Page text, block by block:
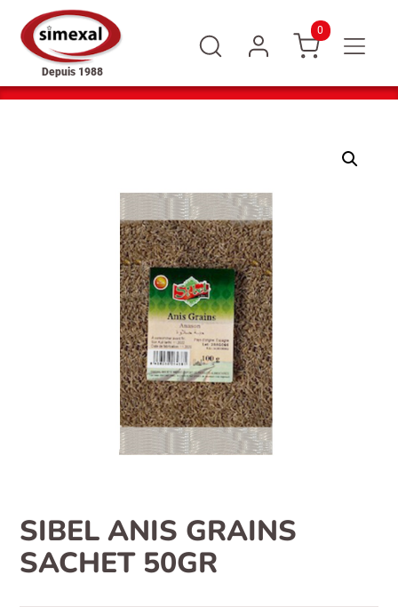
Depuis 1988
0
SIBEL ANIS GRAINS
SACHET 50GR